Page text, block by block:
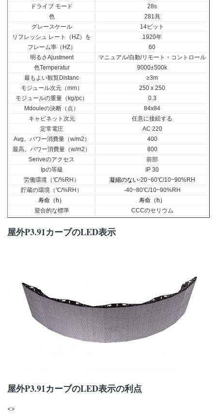
ドライブ モード
28s
色
281兆
グレースケール
14ビット
リフレッシュ レート（HZ）を
1920年
フレーム率（HZ）
60
明るさAjustment
マニュアル/自動/リモート・コントロール
色Temperatur
9000±500k
最もよい観覧Distanc
≥3m
モジュール次元（mm）
250 x 250
モジュールの重量（kg/pc）
0.3
Mdouleの決断（点）
84x84
キャビネット次元
任意に接続する
定常電圧
AC 220
Avg。パワー消費量（w/m2）
400
最高。パワー消費量（w/m2）
800
Seriveのアクセス
前部
Ipの等級
IP 30
労働環境（℃/%RH）
凝縮のない-20~60℃/10~90%RH
貯蔵の環境（℃/%RH）
-40~80℃/10~90%RH
寿命（h）
寿命（h）
迎合的な標準
CCCのセリウム
屋外P3.91カーブのLED表示
屋外P3.91カーブのLED表示の利点
<>